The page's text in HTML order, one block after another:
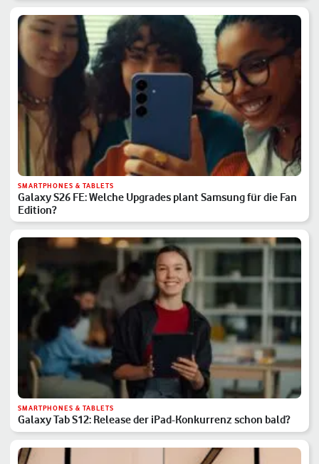
SMARTPHONES & TABLETS
Galaxy S26 FE: Welche Upgrades plant Samsung für die Fan
Edition?
SMARTPHONES & TABLETS
Galaxy Tab S12: Release der iPad-Konkurrenz schon bald?